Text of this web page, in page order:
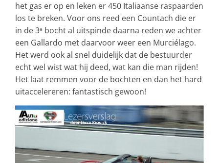
het gas er op en leken er 450 Italiaanse raspaarden
los te breken. Voor ons reed een Countach die er
in de 3e bocht al uitspinde daarna reden we achter
een Gallardo met daarvoor weer een Murciélago.
Het werd ook al snel duidelijk dat de bestuurder
echt wel wist wat hij deed, wat kan die man rijden!
Het laat remmen voor de bochten en dan het hard
uitaccelereren: fantastisch gewoon!